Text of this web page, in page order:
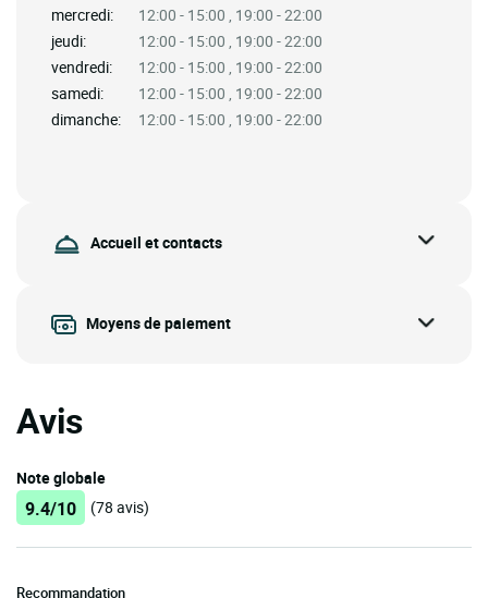
mercredi:
12:00 - 15:00 , 19:00 - 22:00
jeudi:
12:00 - 15:00 , 19:00 - 22:00
vendredi:
12:00 - 15:00 , 19:00 - 22:00
samedi:
12:00 - 15:00 , 19:00 - 22:00
dimanche:
12:00 - 15:00 , 19:00 - 22:00
Accueil et contacts
Moyens de paiement
Avis
Note globale
9.4/10 (78 avis)
Recommandation